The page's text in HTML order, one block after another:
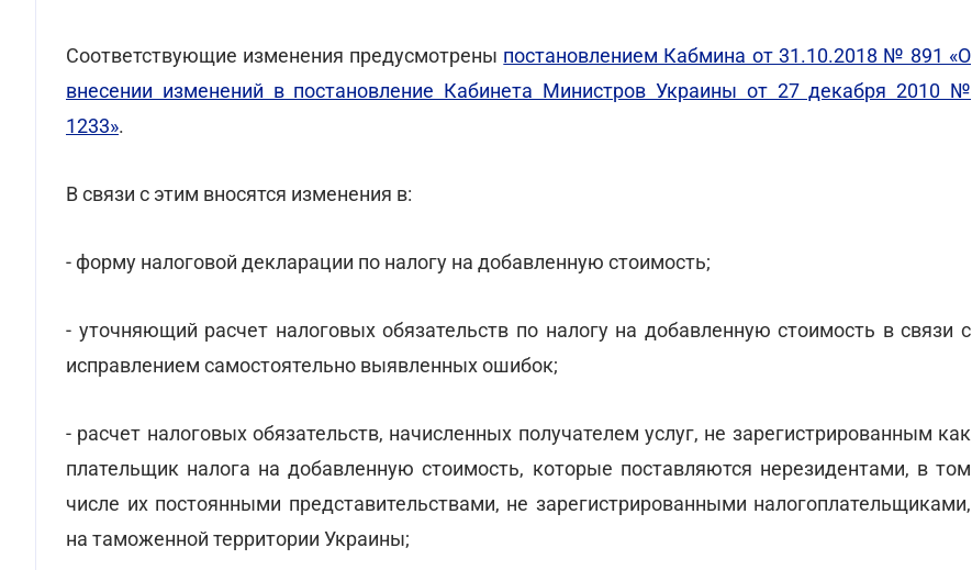
Соответствующие изменения предусмотрены постановлением Кабмина от 31.10.2018 № 891 «О
внесении изменений в постановление Кабинета Министров Украины от 27 декабря 2010 №
1233».
В связи с этим вносятся изменения в:
- форму налоговой декларации по налогу на добавленную стоимость;
- уточняющий расчет налоговых обязательств по налогу на добавленную стоимость в связи с
исправлением самостоятельно выявленных ошибок;
- расчет налоговых обязательств, начисленных получателем услуг, не зарегистрированным как
плательщик налога на добавленную стоимость, которые поставляются нерезидентами, в том
числе их постоянными представительствами, не зарегистрированными налогоплательщиками,
на таможенной территории Украины;